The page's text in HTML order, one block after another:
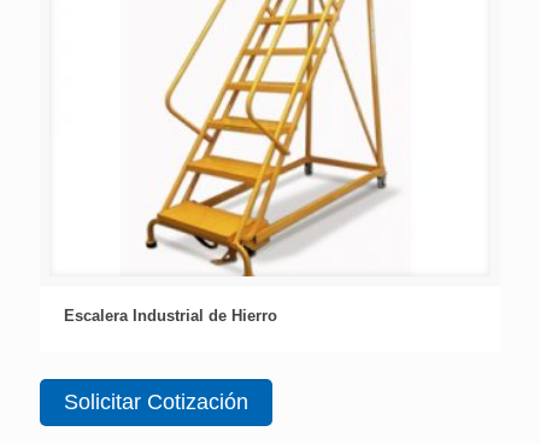
Escalera Industrial de Hierro
Solicitar Cotización